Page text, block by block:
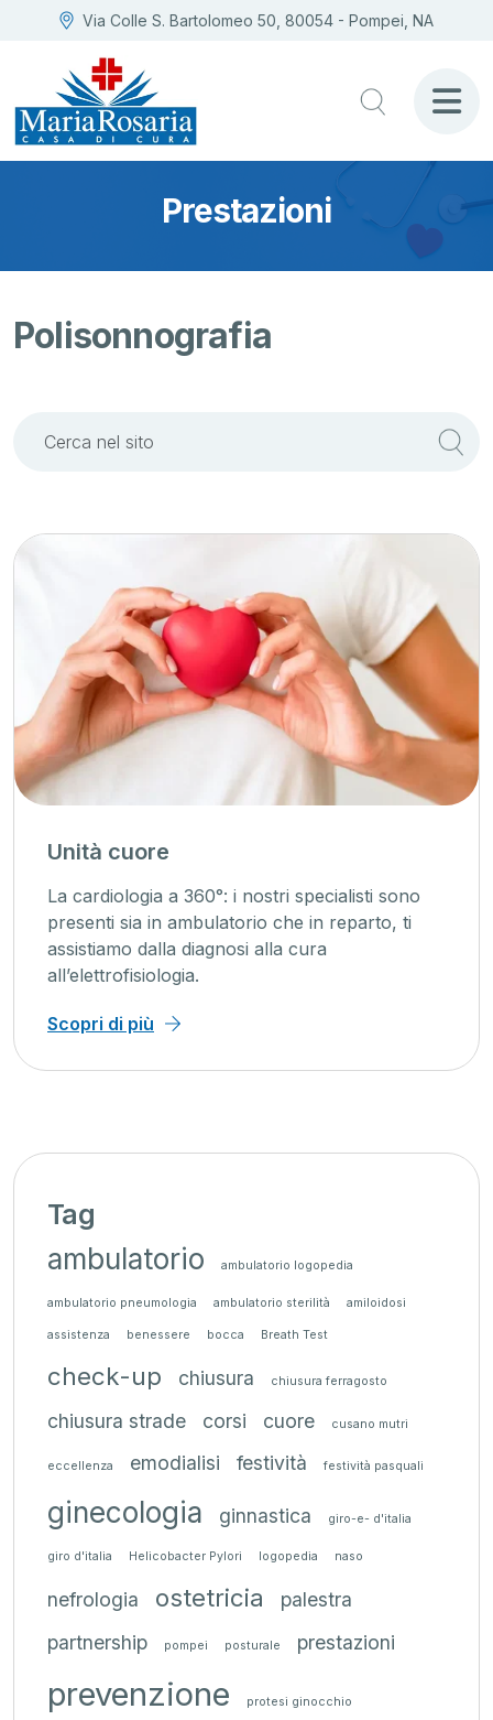
Via Colle S. Bartolomeo 50, 80054 - Pompei, NA
Prestazioni
Polisonnografia
Unità cuore
La cardiologia a 360°: i nostri specialisti sono
presenti sia in ambulatorio che in reparto, ti
assistiamo dalla diagnosi alla cura
all’elettrofisiologia.
Scopri di più
Tag
ambulatorio ambulatorio logopedia
ambulatorio pneumologia ambulatorio sterilità amiloidosi
assistenza benessere bocca Breath Test
check-up chiusura chiusura ferragosto
chiusura strade corsi cuore cusano mutri
eccellenza emodialisi festività festività pasquali
ginecologia ginnastica giro-e- d'italia
giro d'italia Helicobacter Pylori logopedia naso
nefrologia ostetricia
palestra
partnership
pompei posturale prestazioni
prevenzione protesi ginocchio